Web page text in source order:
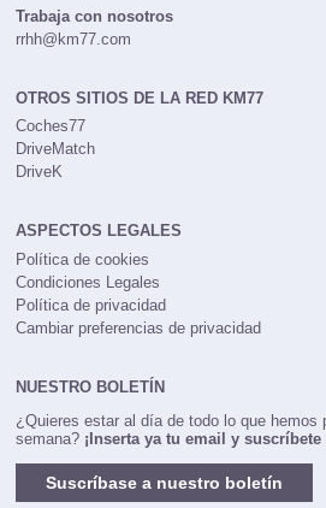
Trabaja con nosotros
rrhh@km77.com
OTROS SITIOS DE LA RED KM77
Coches77
DriveMatch
DriveK
ASPECTOS LEGALES
Política de cookies
Condiciones Legales
Política de privacidad
Cambiar preferencias de privacidad
NUESTRO BOLETÍN
¿Quieres estar al día de todo lo que hemos
semana? ¡Inserta ya tu email y
Suscríbase a nuestro boletín